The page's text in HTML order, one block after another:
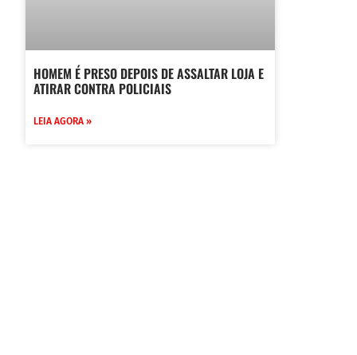
HOMEM É PRESO DEPOIS DE ASSALTAR LOJA E
ATIRAR CONTRA POLICIAIS
LEIA AGORA »